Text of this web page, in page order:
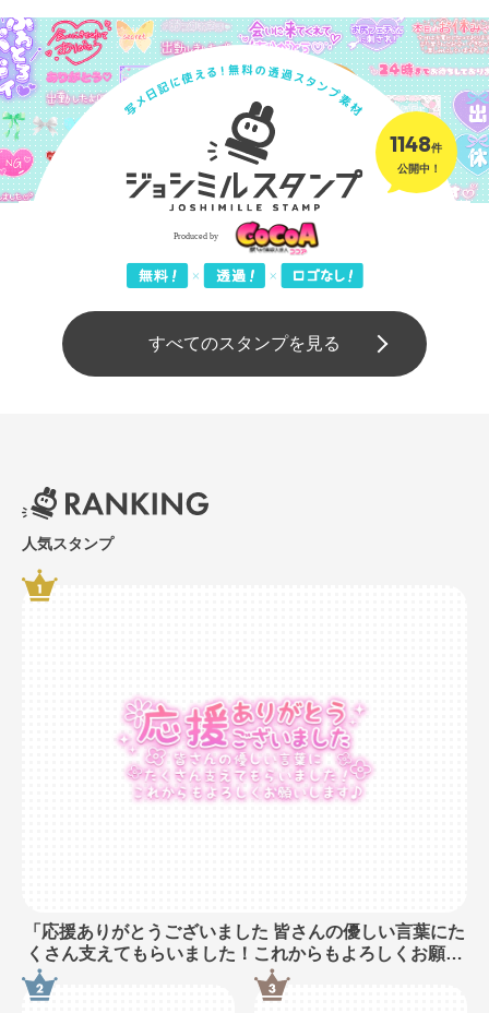
1148件
公開中！
すべてのスタンプを見る
人気スタンプ
「応援ありがとうございました 皆さんの優しい言葉にた
くさん支えてもらいました！これからもよろしくお願い
します♪」長文・手書き風